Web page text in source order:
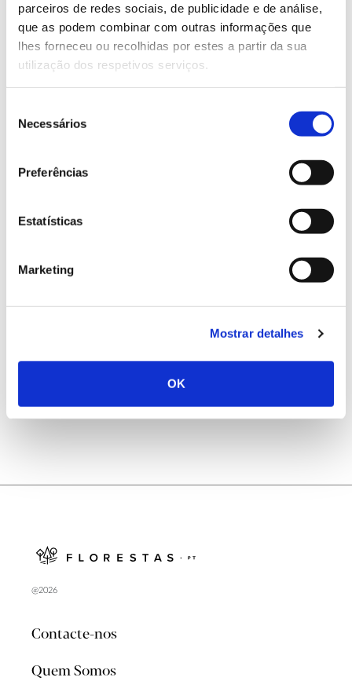
parceiros de redes sociais, de publicidade e de análise,
que as podem combinar com outras informações que
lhes forneceu ou recolhidas por estes a partir da sua
utilização dos respetivos serviços.
Necessários
Preferências
Estatísticas
Marketing
Mostrar detalhes
OK
13.07.2026
Genoma do priolo e de outras espécies em risco:
conhecer para conservar
02.07.2026
Registar galhas de Trichi em acácia-das-espigas:
cidadãos chamados a ajudar
25.06.2026
Natureza e florestas procuram jovens voluntários
no verão 2026
@2026
Contacte-nos
Quem Somos